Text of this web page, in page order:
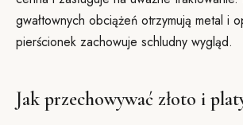
gwałtownych obciążeń otrzymują metal i
pierścionek zachowuje schludny wygląd.
Jak przechowywać złoto i